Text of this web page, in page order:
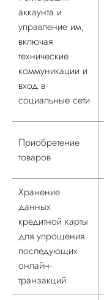
аккаунта и
управление им,
включая
технические
коммуникации и
вход в
социальные сети
Приобретение
товаров
Хранение
данных
кредитной карты
для упрощения
последующих
онлайн-
транзакций